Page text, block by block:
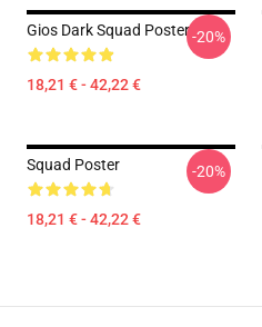
Gios Dark Squad Poster
18,21 € - 42,22 €
-20%
Squad Poster
18,21 € - 42,22 €
-20%